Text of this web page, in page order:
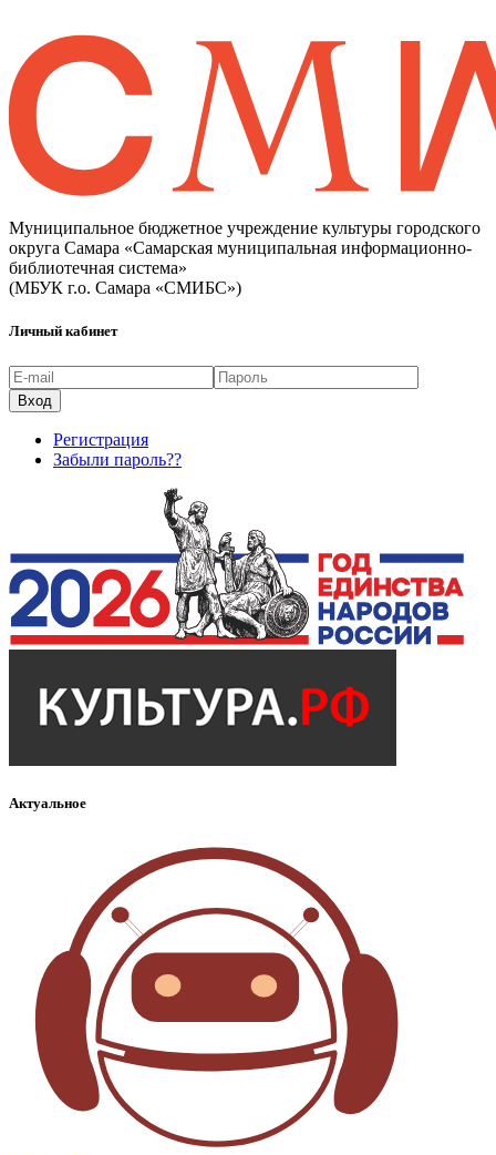
Муниципальное бюджетное учреждение культуры городского
округа Самара «Самарская муниципальная информационно-
библиотечная система»
(МБУК г.о. Самара «СМИБС»)
Личный кабинет
Регистрация
Забыли пароль??
Актуальное